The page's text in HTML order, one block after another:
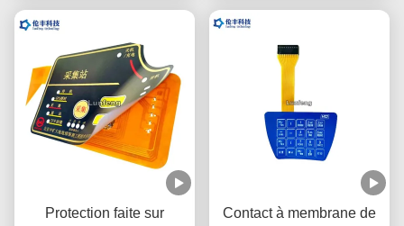
Protection faite sur
Contact à membrane de